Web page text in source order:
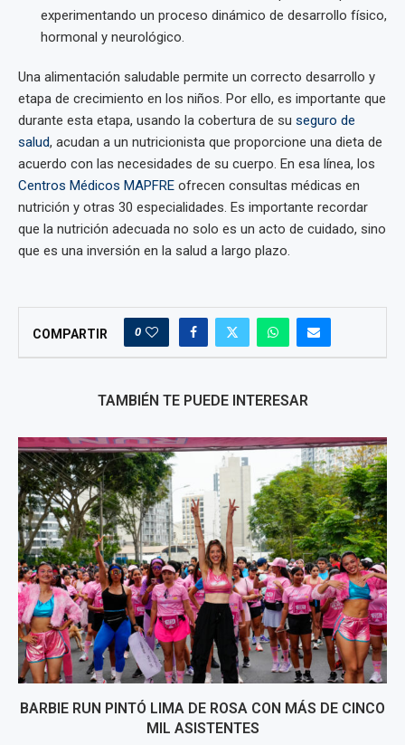
experimentando un proceso dinámico de desarrollo físico,
hormonal y neurológico.
Una alimentación saludable permite un correcto desarrollo y
etapa de crecimiento en los niños. Por ello, es importante que
durante esta etapa, usando la cobertura de su seguro de
salud, acudan a un nutricionista que proporcione una dieta de
acuerdo con las necesidades de su cuerpo. En esa línea, los
Centros Médicos MAPFRE ofrecen consultas médicas en
nutrición y otras 30 especialidades. Es importante recordar
que la nutrición adecuada no solo es un acto de cuidado, sino
que es una inversión en la salud a largo plazo.
COMPARTIR 0
TAMBIÉN TE PUEDE INTERESAR
BARBIE RUN PINTÓ LIMA DE ROSA CON MÁS DE CINCO
MIL ASISTENTES